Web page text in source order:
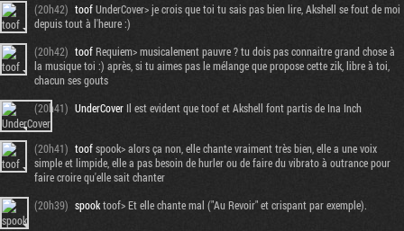
(20h42) toofUnderCover> je crois que toi tu sais pas bien lire, Akshell se fout de moi
depuis tout à l'heure :)
(20h42) toofRequiem> musicalement pauvre ? tu dois pas connaitre grand chose à
la musique toi :) après, si tu aimes pas le mélange que propose cette zik, libre à toi,
chacun ses gouts
(20h41) UnderCover Il est evident que toof et Akshell font partis de Ina Inch
(20h41) toofspook> alors ça non, elle chante vraiment très bien, elle a une voix
simple et limpide, elle a pas besoin de hurler ou de faire du vibrato à outrance pour
faire croire qu'elle sait chanter
(20h39) spooktoof> Et elle chante mal ("Au Revoir" et crispant par exemple).